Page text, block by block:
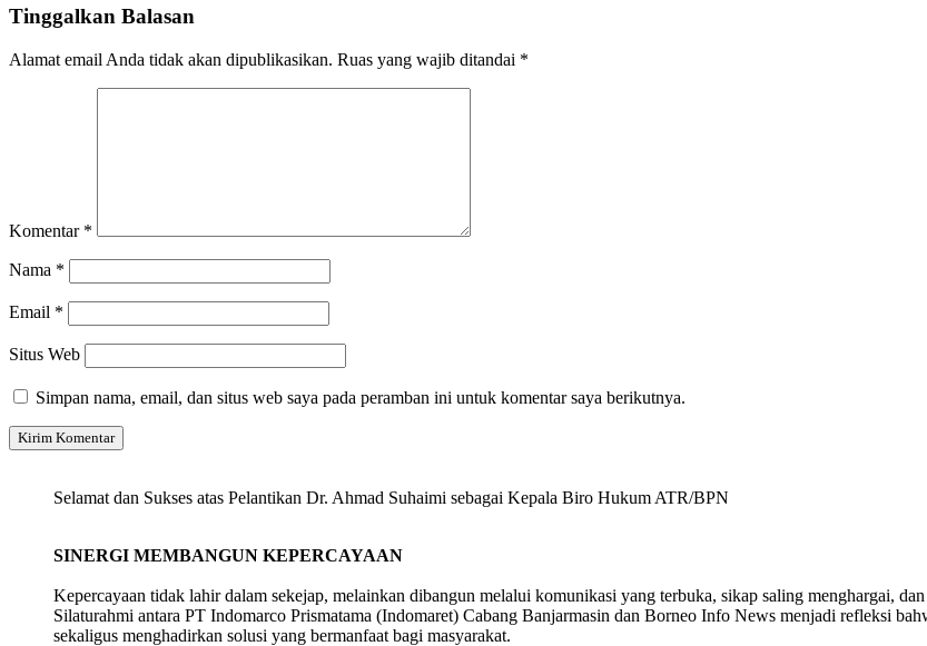
Tinggalkan Balasan
Alamat email Anda tidak akan dipublikasikan. Ruas yang wajib ditandai *
Komentar *
Nama *
Email *
Situs Web
Simpan nama, email, dan situs web saya pada peramban ini untuk komentar saya berikutnya.
Selamat dan Sukses atas Pelantikan Dr. Ahmad Suhaimi sebagai Kepala Biro Hukum ATR/BPN
SINERGI MEMBANGUN KEPERCAYAAN
Kepercayaan tidak lahir dalam sekejap, melainkan dibangun melalui komunikasi yang terbuka, sikap saling menghargai,
Silaturahmi antara PT Indomarco Prismatama (Indomaret) Cabang Banjarmasin dan Borneo Info News menjadi refleksi
sekaligus menghadirkan solusi yang bermanfaat bagi masyarakat.